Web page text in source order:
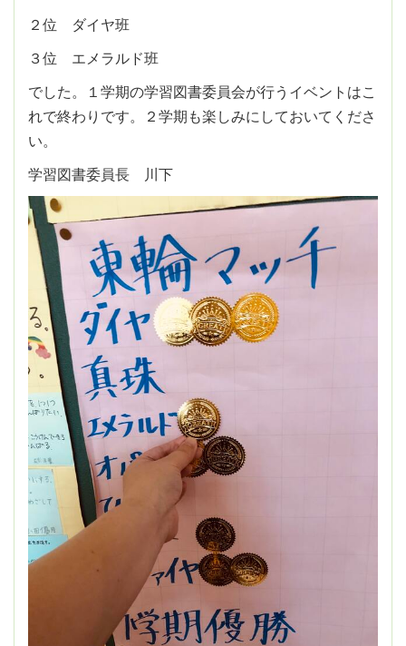
２位 ダイヤ班
３位 エメラルド班
でした。１学期の学習図書委員会が行うイベントはこ
れで終わりです。２学期も楽しみにしておいてくださ
い。
学習図書委員長 川下